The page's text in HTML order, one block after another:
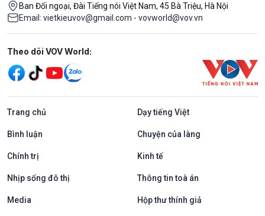
Ban Đối ngoại, Đài Tiếng nói Việt Nam, 45 Bà Triệu, Hà Nội
Email: vietkieuvov@gmail.com - vovworld@vov.vn
Mạng xã hội
Theo dõi VOV World:
Trang chủ Dạy tiếng Việt
Bình luận Chuyện của làng
Chính trị Kinh tế
Nhịp sống đô thị Thông tin toà án
Media Hộp thư thính giả